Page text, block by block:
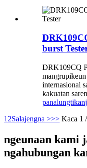
burst
DRK109CQ
internasional
kakuatan
panalungtikan
1 2Salajengna >>> Kaca 1
ngeunaan kami
ngahubungan